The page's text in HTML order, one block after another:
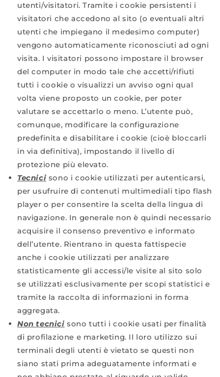
utenti/visitatori. Tramite i cookie persistenti i
visitatori che accedono al sito (o eventuali altri
utenti che impiegano il medesimo computer)
vengono automaticamente riconosciuti ad ogni
visita. I visitatori possono impostare il browser
del computer in modo tale che accetti/rifiuti
tutti i cookie o visualizzi un avviso ogni qual
volta viene proposto un cookie, per poter
valutare se accettarlo o meno. L’utente può,
comunque, modificare la configurazione
predefinita e disabilitare i cookie (cioè bloccarli
in via definitiva), impostando il livello di
protezione più elevato.
Tecnici sono i cookie utilizzati per autenticarsi,
per usufruire di contenuti multimediali tipo flash
player o per consentire la scelta della lingua di
navigazione. In generale non è quindi necessario
acquisire il consenso preventivo e informato
dell’utente. Rientrano in questa fattispecie
anche i cookie utilizzati per analizzare
statisticamente gli accessi/le visite al sito solo
se utilizzati esclusivamente per scopi statistici e
tramite la raccolta di informazioni in forma
aggregata.
Non tecnici sono tutti i cookie usati per finalità
di profilazione e marketing. Il loro utilizzo sui
terminali degli utenti è vietato se questi non
siano stati prima adeguatamente informati e